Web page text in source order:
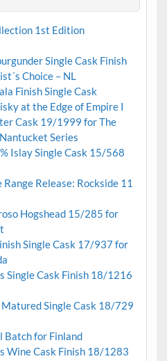
1st Edition
Single Cask Finish
Choice – NL
Finish Single Cask
at the Edge of Empire I
Cask 19/1999 for The
Series
Islay Single Cask 15/568
Release: Rockside 11
Hogshead 15/285 for
Single Cask 17/937 for
Single Cask Finish 18/1216
Matured Single Cask 18/729
Batch for Finland
Wine Cask Finish 18/1283